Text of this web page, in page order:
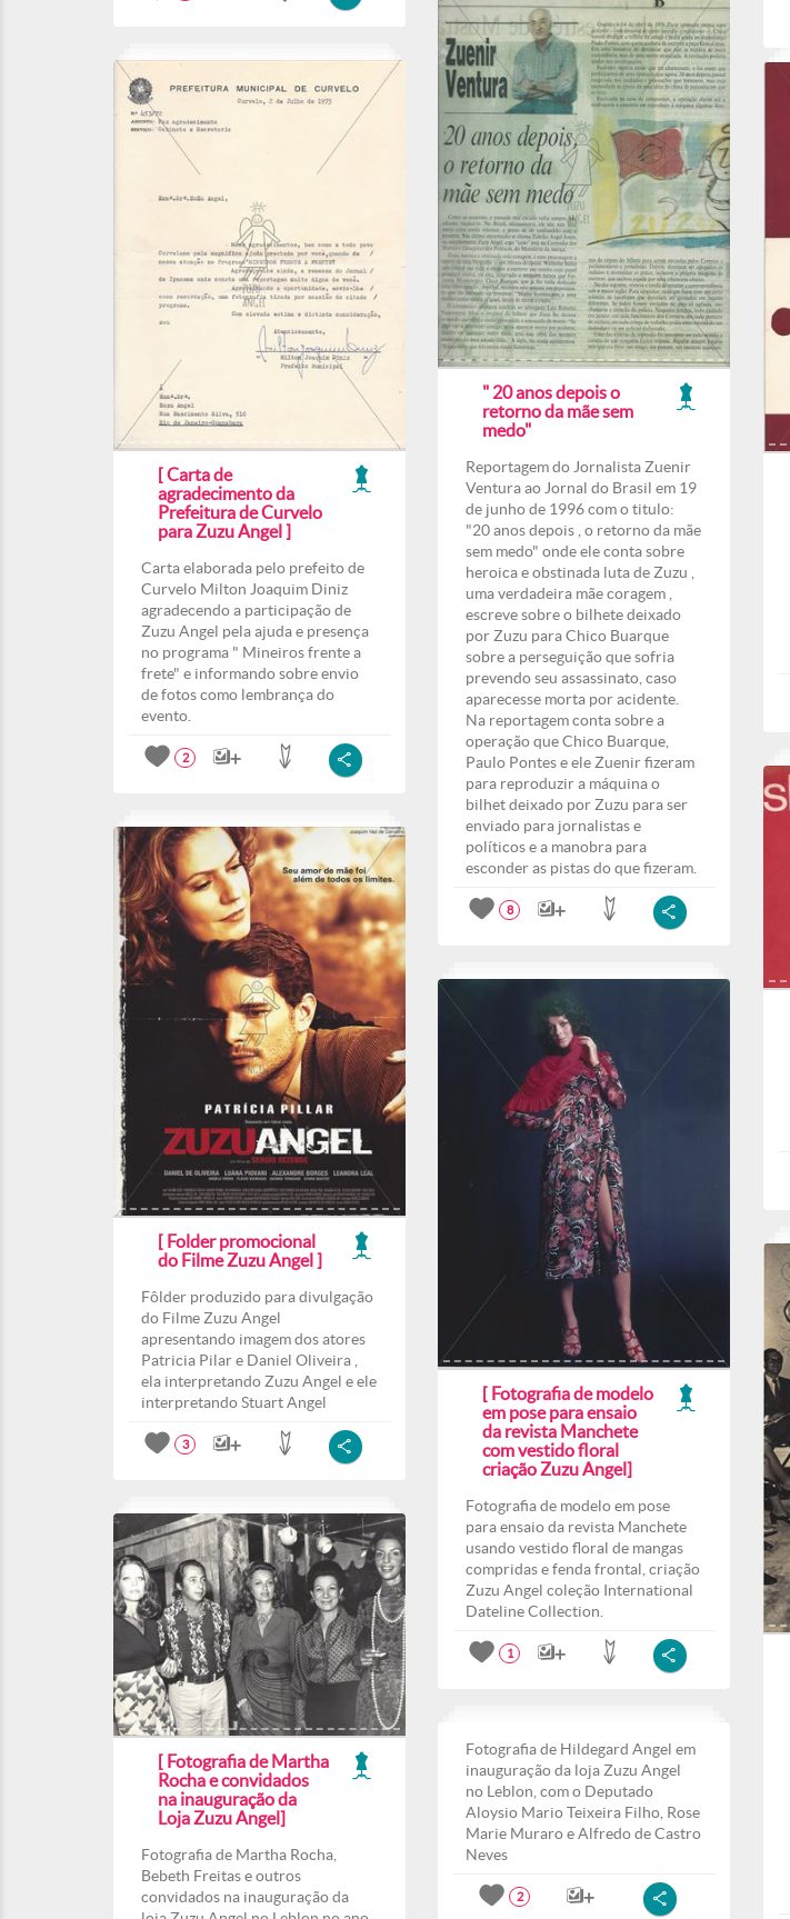
" 20 anos depois o
retorno da mãe sem
medo"
Reportagem do Jornalista Zuenir
Ventura ao Jornal do Brasil em 19
de junho de 1996 com o titulo:
"20 anos depois , o retorno da mãe
sem medo" onde ele conta sobre
heroica e obstinada luta de Zuzu ,
uma verdadeira mãe coragem ,
escreve sobre o bilhete deixado
por Zuzu para Chico Buarque
sobre a perseguição que sofria
prevendo seu assassinato, caso
aparecesse morta por acidente.
Na reportagem conta sobre a
operação que Chico Buarque,
Paulo Pontes e ele Zuenir fizeram
para reproduzir a máquina o
bilhet deixado por Zuzu para ser
enviado para jornalistas e
políticos e a manobra para
esconder as pistas do que fizeram.
8
[ Carta de
agradecimento da
Prefeitura de Curvelo
para Zuzu Angel ]
Carta elaborada pelo prefeito de
Curvelo Milton Joaquim Diniz
agradecendo a participação de
Zuzu Angel pela ajuda e presença
no programa " Mineiros frente a
frete" e informando sobre envio
de fotos como lembrança do
evento.
2
[ Folder promocional
do Filme Zuzu Angel ]
Fôlder produzido para divulgação
do Filme Zuzu Angel
apresentando imagem dos atores
Patricia Pilar e Daniel Oliveira ,
ela interpretando Zuzu Angel e ele
interpretando Stuart Angel
3
[ Fotografia de modelo
em pose para ensaio
da revista Manchete
com vestido floral
criação Zuzu Angel]
Fotografia de modelo em pose
para ensaio da revista Manchete
usando vestido floral de mangas
compridas e fenda frontal, criação
Zuzu Angel coleção International
Dateline Collection.
1
[ Fotografia de Martha
Rocha e convidados
na inauguração da
Loja Zuzu Angel]
Fotografia de Martha Rocha,
Bebeth Freitas e outros
convidados na inauguração da
Fotografia de Hildegard Angel em
inauguração da loja Zuzu Angel
no Leblon, com o Deputado
Aloysio Mario Teixeira Filho, Rose
Marie Muraro e Alfredo de Castro
Neves
2